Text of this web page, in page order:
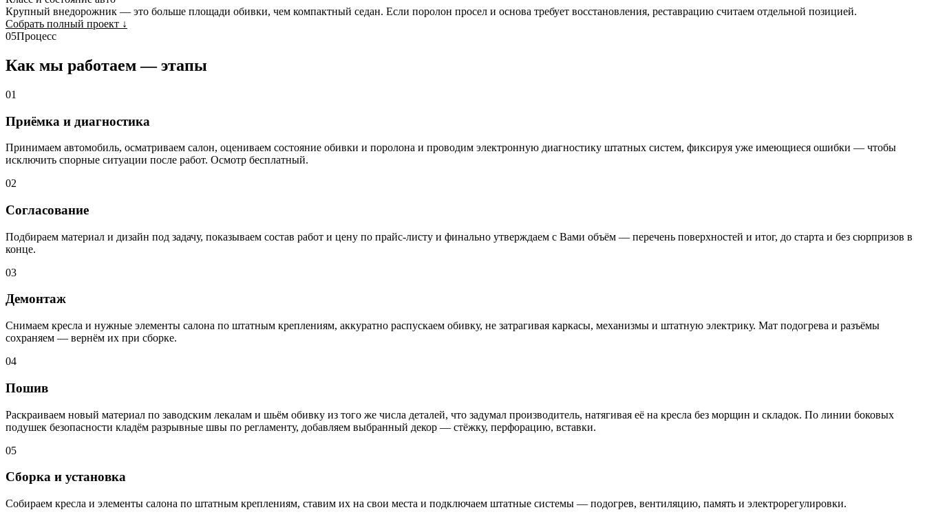
Крупный внедорожник — это больше площади обивки, чем компактный седан. Если поролон просел и основа требует восстановления, реставрацию считаем отдельной позицией.
Собрать полный проект ↓
05Процесс
Как мы работаем — этапы
01
Приёмка и диагностика
Принимаем автомобиль, осматриваем салон, оцениваем состояние обивки и поролона и проводим электронную диагностику штатных систем, фиксируя уже имеющиеся ошибки — чтобы
исключить спорные ситуации после работ. Осмотр бесплатный.
02
Согласование
Подбираем материал и дизайн под задачу, показываем состав работ и цену по прайс-листу и финально утверждаем с Вами объём — перечень поверхностей и итог, до старта и без сюрпризов в
конце.
03
Демонтаж
Снимаем кресла и нужные элементы салона по штатным креплениям, аккуратно распускаем обивку, не затрагивая каркасы, механизмы и штатную электрику. Мат подогрева и разъёмы
сохраняем — вернём их при сборке.
04
Пошив
Раскраиваем новый материал по заводским лекалам и шьём обивку из того же числа деталей, что задумал производитель, натягивая её на кресла без морщин и складок. По линии боковых
подушек безопасности кладём разрывные швы по регламенту, добавляем выбранный декор — стёжку, перфорацию, вставки.
05
Сборка и установка
Собираем кресла и элементы салона по штатным креплениям, ставим их на свои места и подключаем штатные системы — подогрев, вентиляцию, память и электрорегулировки.